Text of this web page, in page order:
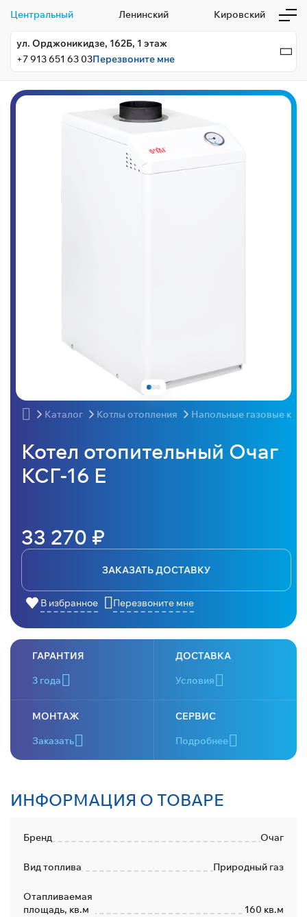
Центральный Ленинский Кировский
ул. Орджоникидзе, 162Б, 1 этаж
+7 913 651 63 03Перезвоните мне
Каталог Котлы отопления Напольные газовые
Котел отопительный Очаг
КСГ-16 Е
33 270 ₽
ЗАКАЗАТЬ ДОСТАВКУ
В избранное Перезвоните мне
ГАРАНТИЯ
3 года
ДОСТАВКА
Условия
МОНТАЖ
Заказать
СЕРВИС
Подробнее
ИНФОРМАЦИЯ О ТОВАРЕ
Бренд Очаг
Вид топлива Природный газ
Отапливаемая
площадь, кв.м
160 кв.м